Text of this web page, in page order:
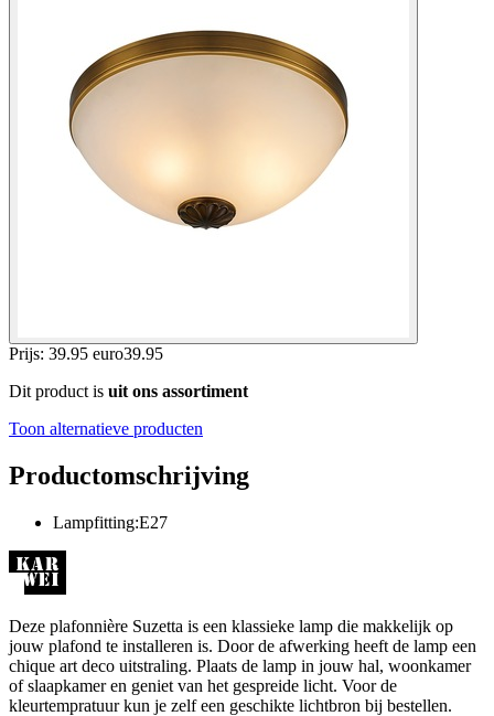
Prijs: 39.95 euro39.95
Dit product is uit ons assortiment
Toon alternatieve producten
Productomschrijving
Lampfitting:E27
Deze plafonnière Suzetta is een klassieke lamp die makkelijk op
jouw plafond te installeren is. Door de afwerking heeft de lamp een
chique art deco uitstraling. Plaats de lamp in jouw hal, woonkamer
of slaapkamer en geniet van het gespreide licht. Voor de
kleurtempratuur kun je zelf een geschikte lichtbron bij bestellen.